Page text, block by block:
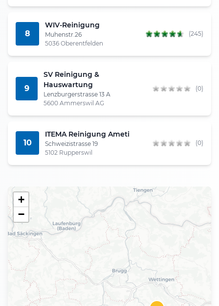
8
WIV-Reinigung
Muhenstr.26
5036 Oberentfelden
(245)
9
SV Reinigung &
Hauswartung
Lenzburgerstrasse 13 A
5600 Ammerswil AG
(0)
10
ITEMA Reinigung Ameti
Schweizistrasse 19
5102 Rupperswil
(0)
+
−